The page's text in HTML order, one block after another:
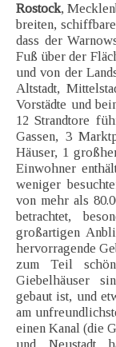
Rostock,
breiten,
dass der
Fuß über der
und von der
Altstadt,
Vorstädte und
12 Strandtore
Gassen, 3
Häuser, 1
Einwohner
weniger
von mehr als
betrachtet,
großartigen
hervorragende
zum Teil
Giebelhäuser
gebaut ist, und
am
einen Kanal (die